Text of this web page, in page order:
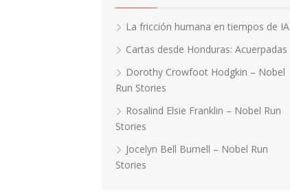
La fricción humana en tiempos de IA
Cartas desde Honduras: Acuerpadas
Dorothy Crowfoot Hodgkin – Nobel
Run Stories
Rosalind Elsie Franklin – Nobel Run
Stories
Jocelyn Bell Burnell – Nobel Run
Stories